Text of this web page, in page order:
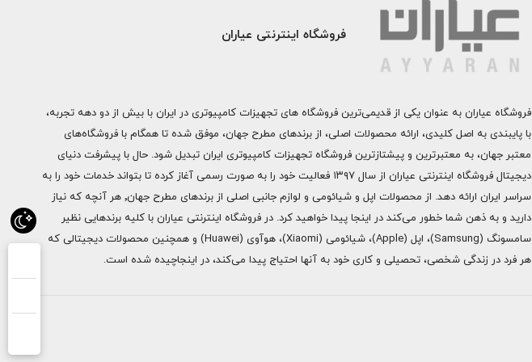
فروشگاه اینترنتی عیاران
فروشگاه عیاران به عنوان یکی از قدیمی‌ترین فروشگاه های تجهیزات کامپیوتری در ایران با بیش از دو دهه تجربه،
با پایبندی به اصل کلیدی، ارائه محصولات اصلی، از برندهای مطرح جهان، موفق شده تا همگام با فروشگاه‌های
معتبر جهان، به معتبرترین و پیشتازترین فروشگاه تجهیزات کامپیوتری ایران تبدیل شود. حال با پیشرفت دنیای
دیجیتال فروشگاه اینترنتی عیاران از سال ۱۳۹۷ فعالیت خود را به صورت رسمی آغاز کرده تا بتواند خدمات خود را به
سراسر ایران ارائه دهد. از محصولات اپل و شیائومی و لوازم جانبی اصلی از برندهای مطرح جهان٬ هر آنچه که نیاز
دارید و به ذهن شما خطور می‌کند در اینجا پیدا خواهید کرد. در فروشگاه اینترنتی عیاران با کلیه برندهایی نظیر
سامسونگ (Samsung)، اپل (Apple)، شیائومی (Xiaomi)، هوآوی (Huawei) و همچنین محصولات دیجیتالی که
هر فرد در زندگی شخصی، تحصیلی و کاری خود به آنها احتیاج پیدا می‌کند، در اینجاچیده شده است.